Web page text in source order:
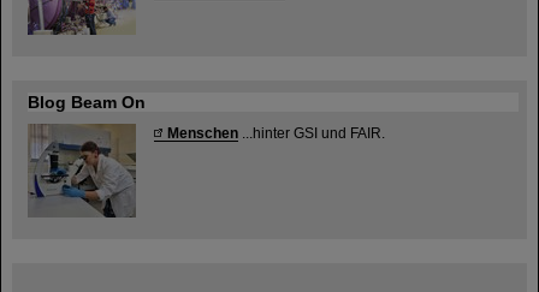
Blog Beam On
Menschen ...hinter GSI und FAIR.